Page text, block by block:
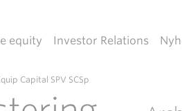
equity Investor Relations
Capital SPV SCSp